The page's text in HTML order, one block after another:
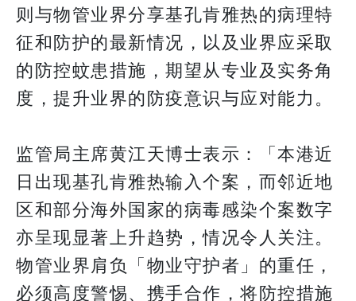
则与物管业界分享基孔肯雅热的病理特
征和防护的最新情况，以及业界应采取
的防控蚊患措施，期望从专业及实务角
度，提升业界的防疫意识与应对能力。
监管局主席黄江天博士表示：「本港近
日出现基孔肯雅热输入个案，而邻近地
区和部分海外国家的病毒感染个案数字
亦呈现显著上升趋势，情况令人关注。
物管业界肩负「物业守护者」的重任，
必须高度警惕、携手合作，将防控措施